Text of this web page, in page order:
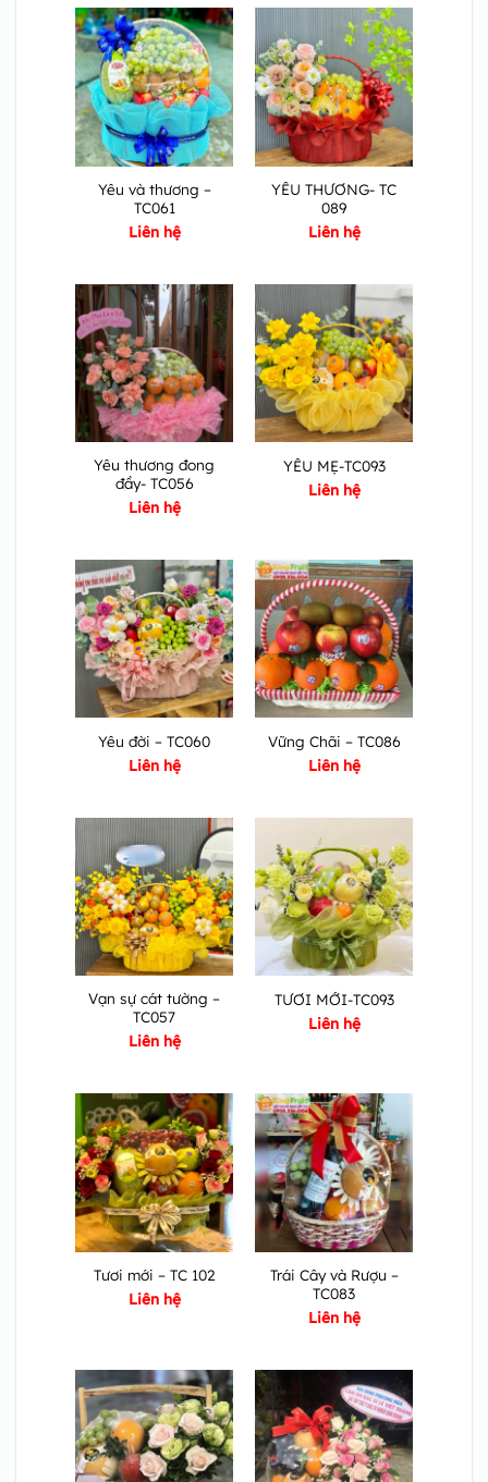
Yêu và thương –
TC061
Liên hệ
YÊU THƯƠNG- TC
089
Liên hệ
Yêu thương đong
đầy- TC056
Liên hệ
YÊU MẸ-TC093
Liên hệ
Yêu đời – TC060
Liên hệ
Vững Chãi – TC086
Liên hệ
Vạn sự cát tường –
TC057
Liên hệ
TƯƠI MỚI-TC093
Liên hệ
Tươi mới – TC 102
Liên hệ
Trái Cây và Rượu –
TC083
Liên hệ